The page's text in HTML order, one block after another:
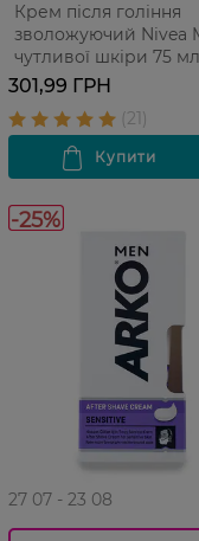
Крем після гоління
зволожуючий Nivea
чутливої шкіри 75 мл
301,99 ГРН
-25%
27 07 - 23 08